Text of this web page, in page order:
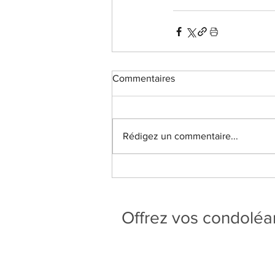
Commentaires
Rédigez un commentaire...
Offrez vos